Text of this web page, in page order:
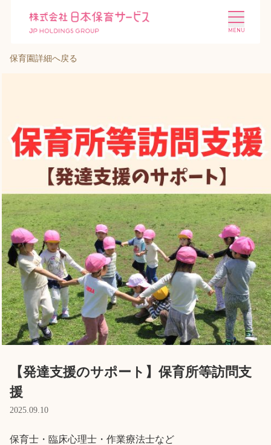
施設を探す 選ばれる理由
会社概要 ニュース
投資家情報 採用情報
Language
ホーム
利用者の声
プライバシーポリシー
保育園詳細へ戻る
【発達支援のサポート】保育所等訪問支
援
2025.09.10
保育士・臨床心理士・作業療法士など